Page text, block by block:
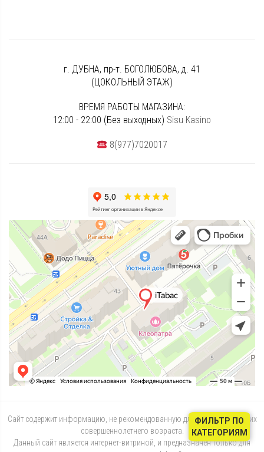
г. ДУБНА, пр-т. БОГОЛЮБОВА, д. 41
(ЦОКОЛЬНЫЙ ЭТАЖ)
ВРЕМЯ РАБОТЫ МАГАЗИНА:
12:00 - 22:00 (Без выходных) Sisu Kasino
8(977)7020017
Сайт содержит информацию, не рекомендованную для лиц, не достигших
совершеннолетнего возраста.
Данный сайт является интернет-витриной, и предназначен только для
ФИЛЬТР ПО
КАТЕГОРИЯМ